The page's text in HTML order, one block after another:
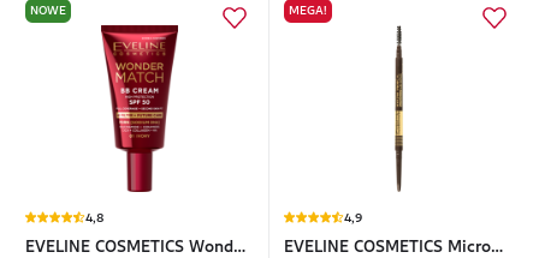
NOWE
4,8
EVELINE COSMETICS Wonder
MEGA!
4,9
EVELINE COSMETICS Micro